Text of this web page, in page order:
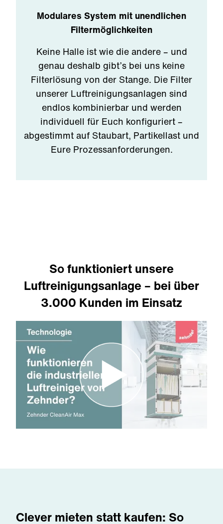
Modulares System mit unendlichen
Filtermöglichkeiten
Keine Halle ist wie die andere – und
genau deshalb gibt’s bei uns keine
Filterlösung von der Stange. Die Filter
unserer Luftreinigungsanlagen sind
endlos kombinierbar und werden
individuell für Euch konfiguriert –
abgestimmt auf Staubart, Partikellast und
Eure Prozessanforderungen.
So funktioniert unsere
Luftreinigungsanlage – bei über
3.000 Kunden im Einsatz
Clever mieten statt kaufen: So